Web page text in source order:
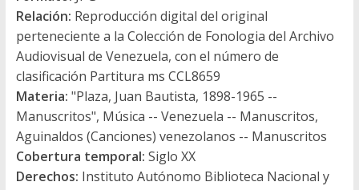
Relación: Reproducción digital del original
perteneciente a la Colección de Fonologia del Archivo
Audiovisual de Venezuela, con el número de
clasificación Partitura ms CCL8659
Materia: "Plaza, Juan Bautista, 1898-1965 --
Manuscritos", Música -- Venezuela -- Manuscritos,
Aguinaldos (Canciones) venezolanos -- Manuscritos
Cobertura temporal: Siglo XX
Derechos: Instituto Autónomo Biblioteca Nacional y